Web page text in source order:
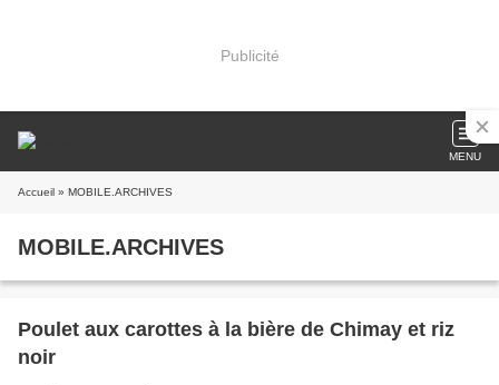
Publicité
MENU
Accueil » MOBILE.ARCHIVES
MOBILE.ARCHIVES
Poulet aux carottes à la bière de Chimay et riz
noir